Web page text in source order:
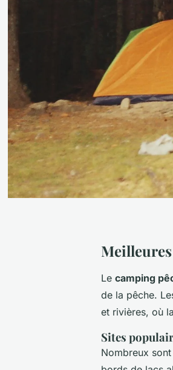
Le camping
de la pêche.
et rivières, où
Sites
Nombreux